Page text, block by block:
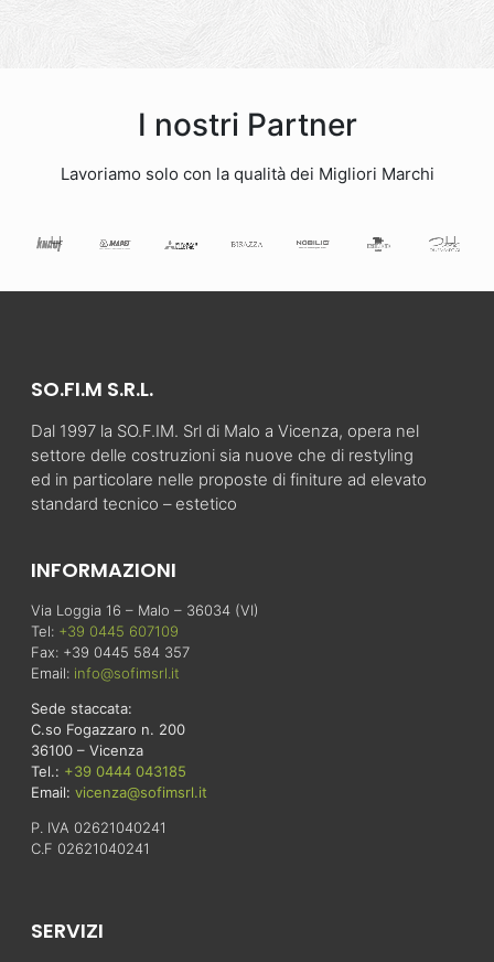
I nostri Partner
Lavoriamo solo con la qualità dei Migliori Marchi
SO.FI.M S.R.L.
Dal 1997 la SO.F.IM. Srl di Malo a Vicenza, opera nel
settore delle costruzioni sia nuove che di restyling
ed in particolare nelle proposte di finiture ad elevato
standard tecnico – estetico
INFORMAZIONI
Via Loggia 16 – Malo – 36034 (VI)
Tel: +39 0445 607109
Fax: +39 0445 584 357
Email: info@sofimsrl.it
Sede staccata:
C.so Fogazzaro n. 200
36100 – Vicenza
Tel.: +39 0444 043185
Email:vicenza@sofimsrl.it
P. IVA 02621040241
C.F 02621040241
SERVIZI